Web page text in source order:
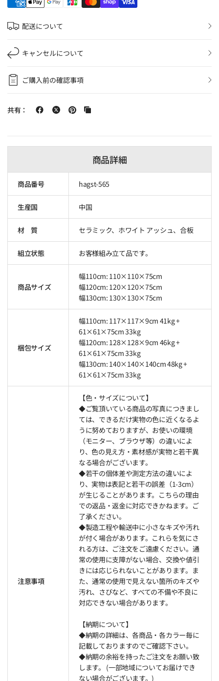
配送について
キャンセルについて
ご購入前の確認事項
共有：
商品詳細
商品番号 hagst-565
生産国 中国
材 質 セラミック、ホワイト アッシュ、合板
組立状態 お客様組み立て品です。
商品サイズ
幅110cm: 110×110×75cm
幅120cm: 120×120×75cm
幅130cm: 130×130×75cm
梱包サイズ
幅110cm: 117×117×9cm 41kg +
61×61×75cm 33kg
幅120cm: 128×128×9cm 46kg +
61×61×75cm 33kg
幅130cm: 140×140×140cm 48kg +
61×61×75cm 33kg
注意事項
【色・サイズについて】
◆ご覧頂いている商品の写真につきまし
ては、できるだけ実物の色に近くなるよ
うに努めておりますが、お使いの環境
（モニター、ブラウザ等）の違いによ
り、色の見え方・素材感が実物と若干異
なる場合がございます。
◆若干の個体差や測定方法の違いによ
り、実物は表記と若干の誤差（1-3cm）
が生じることがあります。こちらの理由
での返品・返金に対応できかねます。ご
了承ください。
◆製造工程や輸送中に小さなキズや汚れ
が付く場合があります。これらを気にさ
れる方は、ご注文をご遠慮ください。通
常の使用に支障がない場合、交換や値引
きには応じられないことがあります。ま
た、通常の使用で見えない箇所のキズや
汚れ、さびなど、すべての不備や不良に
対応できない場合があります。
【納期について】
◆納期の詳細は、各商品・各カラー毎に
記載しておりますのでご確認下さい。
◆納期の余裕を持ったご注文をお願い致
します。 (一部地域についてお届けでき
ない場合がございます。)